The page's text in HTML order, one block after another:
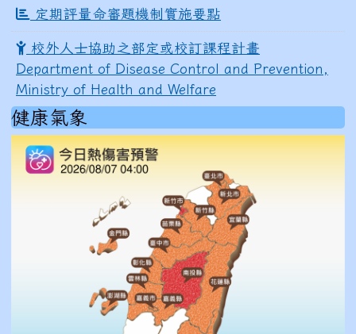
定期評量命審題機制實施要點
校外人士協助之部定或校訂課程計畫
Department of Disease Control and Prevention,
Ministry of Health and Welfare
健康氣象